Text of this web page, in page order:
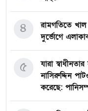
রামগতিতে
দুর্ভোগে
৪
যারা
নাসিরুদ্দিন
করেছে:
৫